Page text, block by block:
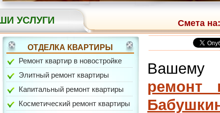
УСЛУГИ
ОТДЕЛКА КВАРТИРЫ
Ремонт квартир в новостройке
Элитный ремонт квартиры
Капитальный ремонт квартиры
Косметический ремонт квартиры
ул. Вокзальная
Смета
Вашему
ремонт